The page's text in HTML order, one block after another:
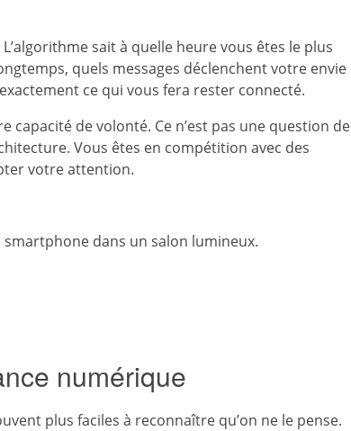
sait à quelle heure vous êtes le plus
quels messages déclenchent votre envie
ce qui vous fera rester connecté.
capacité de volonté. Ce n’est pas une question de
Vous êtes en compétition avec des
votre attention.
numérique
plus faciles à reconnaître qu’on ne le pense.